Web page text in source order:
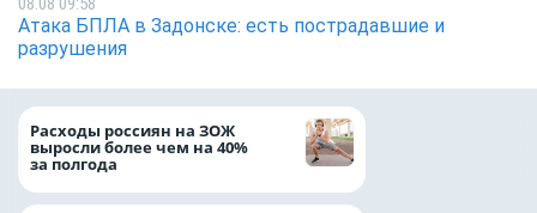
Атака БПЛА в Задонске: есть пострадавшие и
разрушения
Расходы россиян на ЗОЖ
выросли более чем на 40%
за полгода